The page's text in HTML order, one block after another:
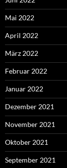
Mai 2022
April 2022
März 2022
Februar 2022
Januar 2022
Dezember 2021
November 2021
Oktober 2021
September 2021